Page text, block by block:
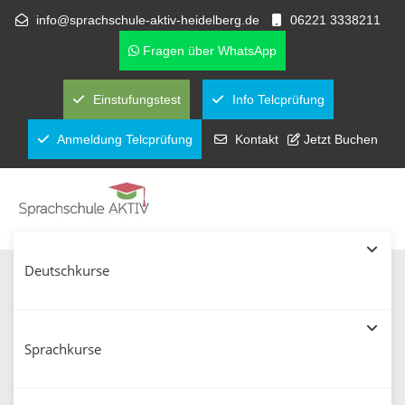
info@sprachschule-aktiv-heidelberg.de 06221 3338211
Fragen über WhatsApp
Einstufungstest Info Telcprüfung
Anmeldung Telcprüfung Kontakt Jetzt Buchen
Deutschkurse
Sprachkurse
Sprachlehrer und Studenten in